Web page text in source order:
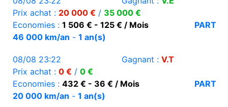
Prix achat : 20 000 € / 35 000 €
Economies : 1 506 € - 125 € / Mois
PART
46 000 km/an - 1 an(s)
08/08 23:22 Gagnant : V.T
Prix achat : 0 € / 0 €
Economies : 432 € - 36 € / Mois
PART
20 000 km/an - 1 an(s)